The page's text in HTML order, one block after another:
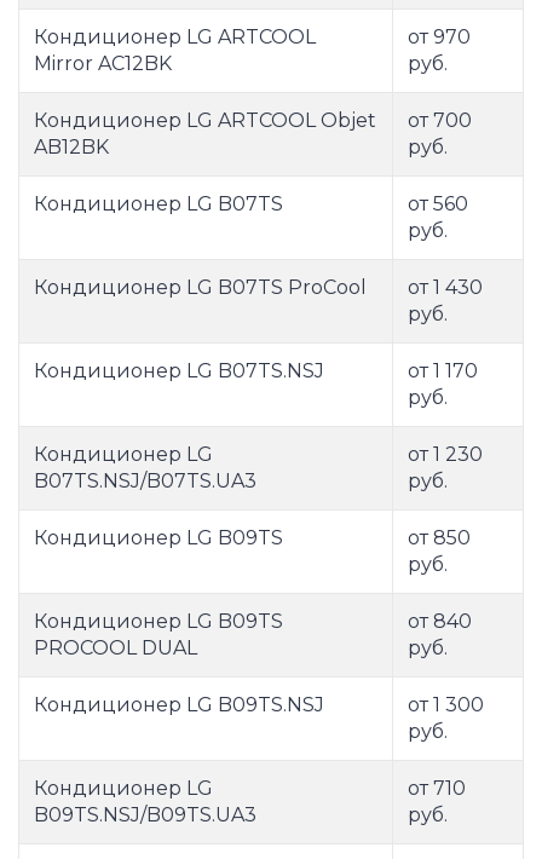
Кондиционер LG ARTCOOL
Mirror AC12BK
от 970
руб.
Кондиционер LG ARTCOOL Objet
AB12BK
от 700
руб.
Кондиционер LG B07TS
от 560
руб.
Кондиционер LG B07TS ProСool
от 1 430
руб.
Кондиционер LG B07TS.NSJ
от 1 170
руб.
Кондиционер LG
B07TS.NSJ/B07TS.UA3
от 1 230
руб.
Кондиционер LG B09TS
от 850
руб.
Кондиционер LG B09TS
PROCOOL DUAL
от 840
руб.
Кондиционер LG B09TS.NSJ
от 1 300
руб.
Кондиционер LG
B09TS.NSJ/B09TS.UA3
от 710
руб.